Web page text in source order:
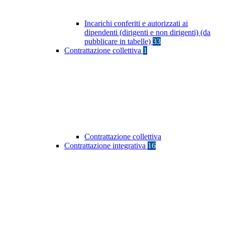
Incarichi conferiti e autorizzati ai
dipendenti (dirigenti e non dirigenti) (da
pubblicare in tabelle) 33
Contrattazione collettiva 1
Contrattazione collettiva
Contrattazione integrativa 16